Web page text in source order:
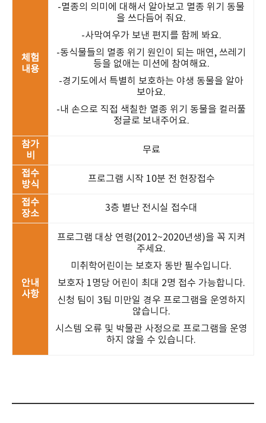
체험
내용
-멸종의 의미에 대해서 알아보고 멸종 위기 동물
을 쓰다듬어 줘요.
-사막여우가 보낸 편지를 함께 봐요.
-동식물들의 멸종 위기 원인이 되는 매연, 쓰레기
등을 없애는 미션에 참여해요.
-경기도에서 특별히 보호하는 야생 동물을 알아
보아요.
-내 손으로 직접 색칠한 멸종 위기 동물을 컬러풀
정글로 보내주어요.
참가
비
무료
접수
방식
프로그램 시작 10분 전 현장접수
접수
장소
3층 별난 전시실 접수대
안내
사항
프로그램 대상 연령(2012~2020년생)을 꼭 지켜
주세요.
미취학어린이는 보호자 동반 필수입니다.
보호자 1명당 어린이 최대 2명 접수 가능합니다.
신청 팀이 3팀 미만일 경우 프로그램을 운영하지
않습니다.
시스템 오류 및 박물관 사정으로 프로그램을 운영
하지 않을 수 있습니다.